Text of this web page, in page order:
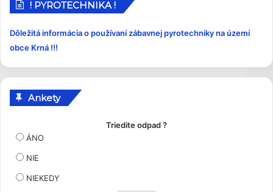
e
y
! PYROTECHNIKA !
Dôležitá informácia o používaní zábavnej pyrotechniky na území
obce Krná !!!
Ankety
Triedite odpad ?
ÁNO
NIE
NIEKEDY